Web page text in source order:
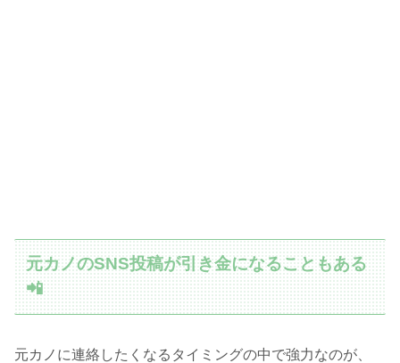
元カノのSNS投稿が引き金になることもある
📲
元カノに連絡したくなるタイミングの中で強力なのが、